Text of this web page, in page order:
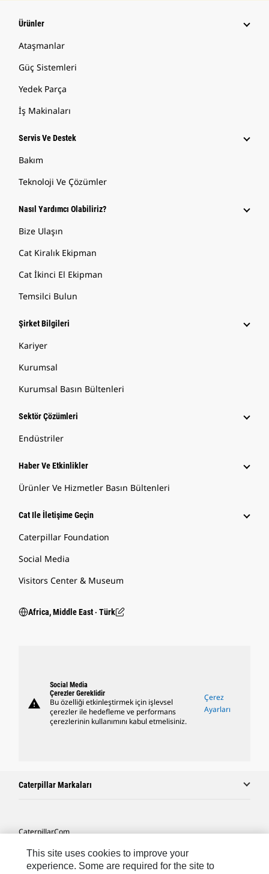
Ürünler
Ataşmanlar
Güç Sistemleri
Yedek Parça
İş Makinaları
Servis Ve Destek
Bakım
Teknoloji Ve Çözümler
Nasıl Yardımcı Olabiliriz?
Bize Ulaşın
Cat Kiralık Ekipman
Cat İkinci El Ekipman
Temsilci Bulun
Şirket Bilgileri
Kariyer
Kurumsal
Kurumsal Basın Bültenleri
Sektör Çözümleri
Endüstriler
Haber Ve Etkinlikler
Ürünler Ve Hizmetler Basın Bültenleri
Cat Ile İletişime Geçin
Caterpillar Foundation
Social Media
Visitors Center & Museum
Africa, Middle East ‧ Türk
warning
Social Media
Çerezler Gereklidir
Bu özelliği etkinleştirmek için işlevsel
çerezler ile hedefleme ve performans
çerezlerinin kullanımını kabul etmelisiniz.
Çerez
Ayarları
Caterpillar Markaları
Caterpillar.com
Caterpillar Müşteri Hizmetleri Ve Iletişim
Site Haritası
This site uses cookies to improve your
experience. Some are required for the site to